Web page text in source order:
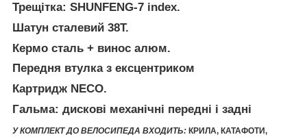
Трещітка: SHUNFENG-7 index.
Шатун сталевий 38T.
Кермо сталь + винос алюм.
Передня втулка з ексцентриком
Картридж NECO.
Гальма: дискові механічні передні і задні
У КОМПЛЕКТ ДО ВЕЛОСИПЕДА ВХОДИТЬ: КРИЛА, КАТАФОТИ,